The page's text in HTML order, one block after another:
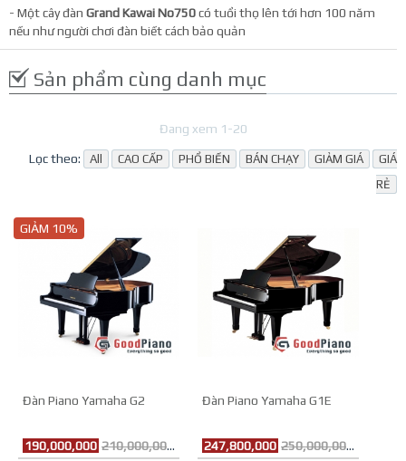
- Một cây đàn Grand Kawai No750có tuổi thọ lên tới hơn 100 năm
nếu như người chơi đàn biết cách bảo quản
Sản phẩm cùng danh mục
Đang xem 1-20
Lọc theo: All CAO CẤP PHỔ BIẾN BÁN CHẠY GIẢM GIÁ
GIÁ
RẺ
GIẢM 10%
Đàn Piano Yamaha G2
190,000,000 210,000,000đ
Đàn Piano Yamaha G1E
247,800,000 250,000,000đ